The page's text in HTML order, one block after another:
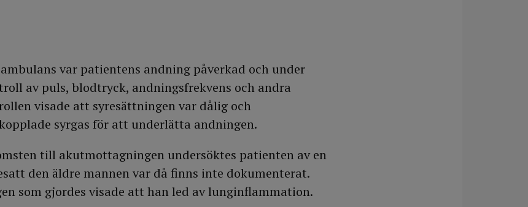
var patientens andning påverkad och under
av puls, blodtryck, andningsfrekvens och andra
visade att syresättningen var dålig och
syrgas för att underlätta andningen.
till akutmottagningen undersöktes patienten av en
den äldre mannen var då finns inte dokumenterat.
som gjordes visade att han led av lunginflammation.